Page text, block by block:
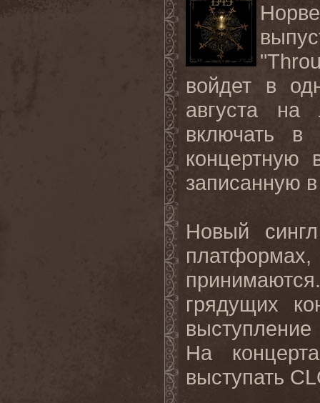
войдет в
августа
включать в
концертную
записанную
Новый
платформах,
грядущих
На
выступать